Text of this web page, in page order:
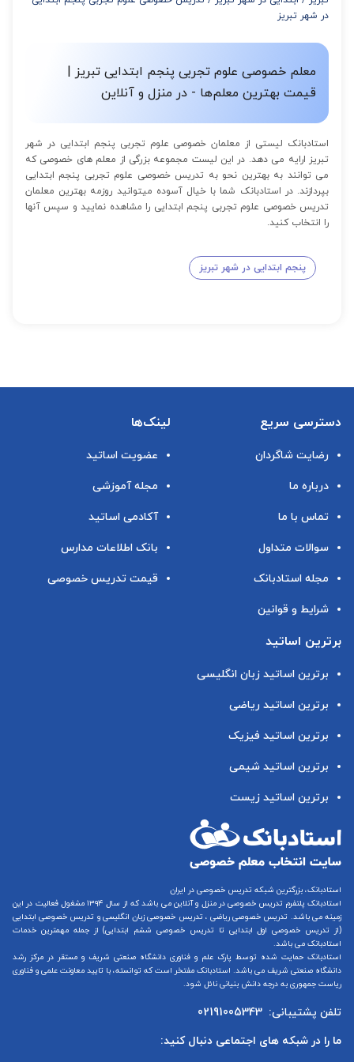
در شهر تبریز
معلم خصوصی علوم تجربی پنجم ابتدایی تبریز |
قیمت بهترین معلم‌ها - در منزل و آنلاین
استادبانک لیستی از معلمان خصوصی علوم تجربی پنجم ابتدایی در شهر
تبریز ارایه می دهد. در این لیست مجموعه بزرگی از معلم های خصوصی که
می توانند به بهترین نحو به تدریس خصوصی علوم تجربی پنجم ابتدایی
بپردازند. در استادبانک شما با خیال آسوده میتوانید روزمه بهترین معلمان
تدریس خصوصی علوم تجربی پنجم ابتدایی را مشاهده نمایید و سپس آنها
را انتخاب کنید.
پنجم ابتدایی در شهر تبریز
دسترسی سریع
رضایت شاگردان
درباره ما
تماس با ما
سوالات متداول
مجله استادبانک
شرایط و قوانین
لینک‌ها
عضویت اساتید
مجله آموزشی
آکادمی اساتید
بانک اطلاعات مدارس
قیمت تدریس خصوصی
برترین اساتید
برترین اساتید زبان انگلیسی
برترین اساتید ریاضی
برترین اساتید فیزیک
برترین اساتید شیمی
برترین اساتید زیست
استادبانک، بزرگترین شبکه تدریس خصوصی در ایران
استادبانک پلتفرم تدریس خصوصی در منزل و آنلاین
می باشد که از سال ۱۳۹۴ مشغول فعالیت در این
زمینه می باشد. تدریس خصوصی ریاضی ، تدریس خصوصی زبان انگلیسیو تدریس خصوصی ابتدایی
(از تدریس خصوصی اول ابتدایی تا تدریس خصوصی ششم ابتدایی) از جمله مهمترین خدمات
استادبانک می باشد.
استادبانک حمایت شده توسط پارک علم و فناوری دانشگاه صنعتی شریف و مستقر در مرکز رشد
دانشگاه صنعتی شریف می باشد. استادبانک مفتخر است که توانسته، با تایید معاونت علمی و فناوری
ریاست جمهوری به درجه دانش بنیانی نائل شود.
تلفن پشتیبانی: 02191005343
ما را در شبکه های اجتماعی دنبال کنید: